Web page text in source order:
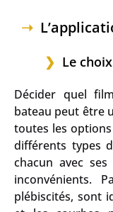
Le
Décider quel
bateau peut être
toutes les
différents types
chacun avec
inconvénients.
plébiscités, sont